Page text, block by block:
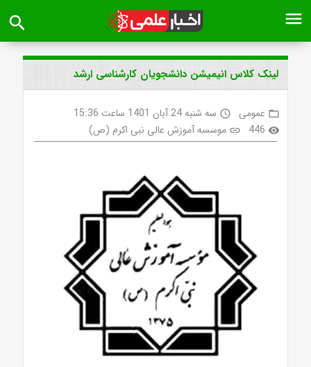
menu
search
لینک کلاس انیمیشن دانشجویان کارشناسی ارشد
folder_open عمومی access_time سه شنبه 24 آبان 1401 ساعت 15:36
visibility
446
link موسسه آموزش عالی نبی اکرم (ص)